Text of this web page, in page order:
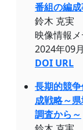
番組の編
鈴木 克実
映像情報
2024年09
DOI URL
長期的競
成戦略～
調査から～